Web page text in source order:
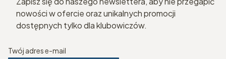
nowości w ofercie oraz unikalnych promocji
dostępnych tylko dla klubowiczów.
Twój adres e-mail